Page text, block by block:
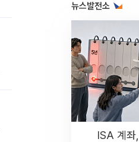
뉴스발전소
ISA 계좌